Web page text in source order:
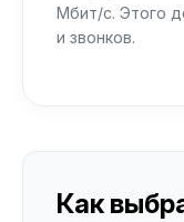
Мбит/с. Этого
и звонков.
Как